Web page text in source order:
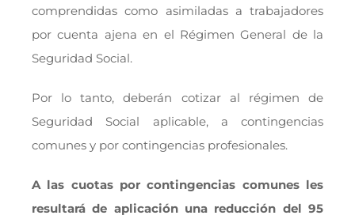
comprendidas como asimiladas a trabajadores
por cuenta ajena en el Régimen General de la
Seguridad Social.
Por lo tanto, deberán cotizar al régimen de
Seguridad Social aplicable, a contingencias
comunes y por contingencias profesionales.
A las cuotas por contingencias comunes les
resultará de aplicación una reducción del 95